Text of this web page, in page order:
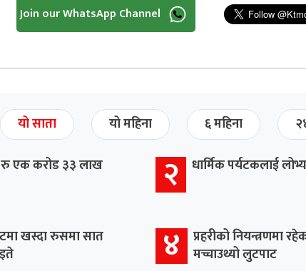
Join our WhatsApp Channel
यो साता यो महिना ६ महिना
रु एक करोड ३३ लाख
२ धार्मिक पर्यटकलाई
खस्दा रुसमा सात
४ प्रहरीको नियन्त्रणमा
मच्चाउथ्यो लुटपाट